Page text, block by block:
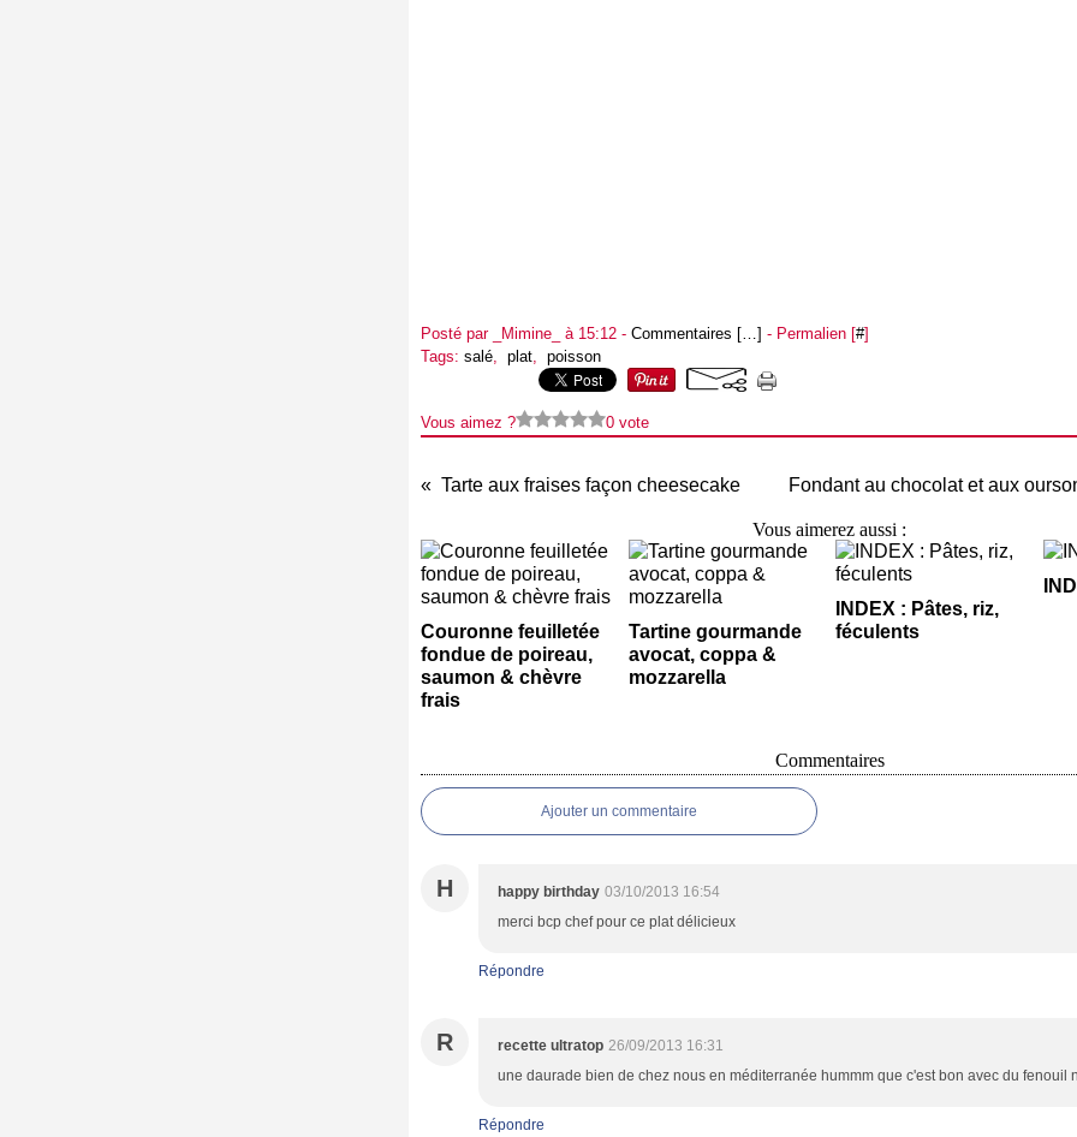
Posté par _Mimine_ à 15:12 - Commentaires […] - Permalien [#]
Tags: salé, plat, poisson
Vous aimez ? 0 vote
Tarte aux fraises façon cheesecake Fondant au chocolat et aux
Vous aimerez aussi :
Couronne feuilletée
fondue de poireau,
saumon & chèvre
frais
Tartine gourmande
avocat, coppa &
mozzarella
INDEX : Pâtes, riz,
féculents
Commentaires
Ajouter un commentaire
H happy birthday 03/10/2013 16:54
merci bcp chef pour ce plat délicieux
Répondre
R recette ultratop 26/09/2013 16:31
une daurade bien de chez nous en méditerranée hummm que c'est bon avec du fenouil
Répondre